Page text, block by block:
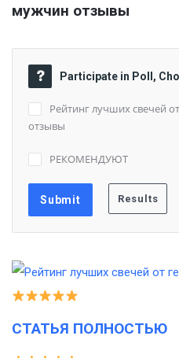
мужчин отзывы
Participate in Poll,
Рейтинг лучших свечей
отзывы
РЕКОМЕНДУЮТ
СТАТЬЯ ПОЛНОСТЬЮ